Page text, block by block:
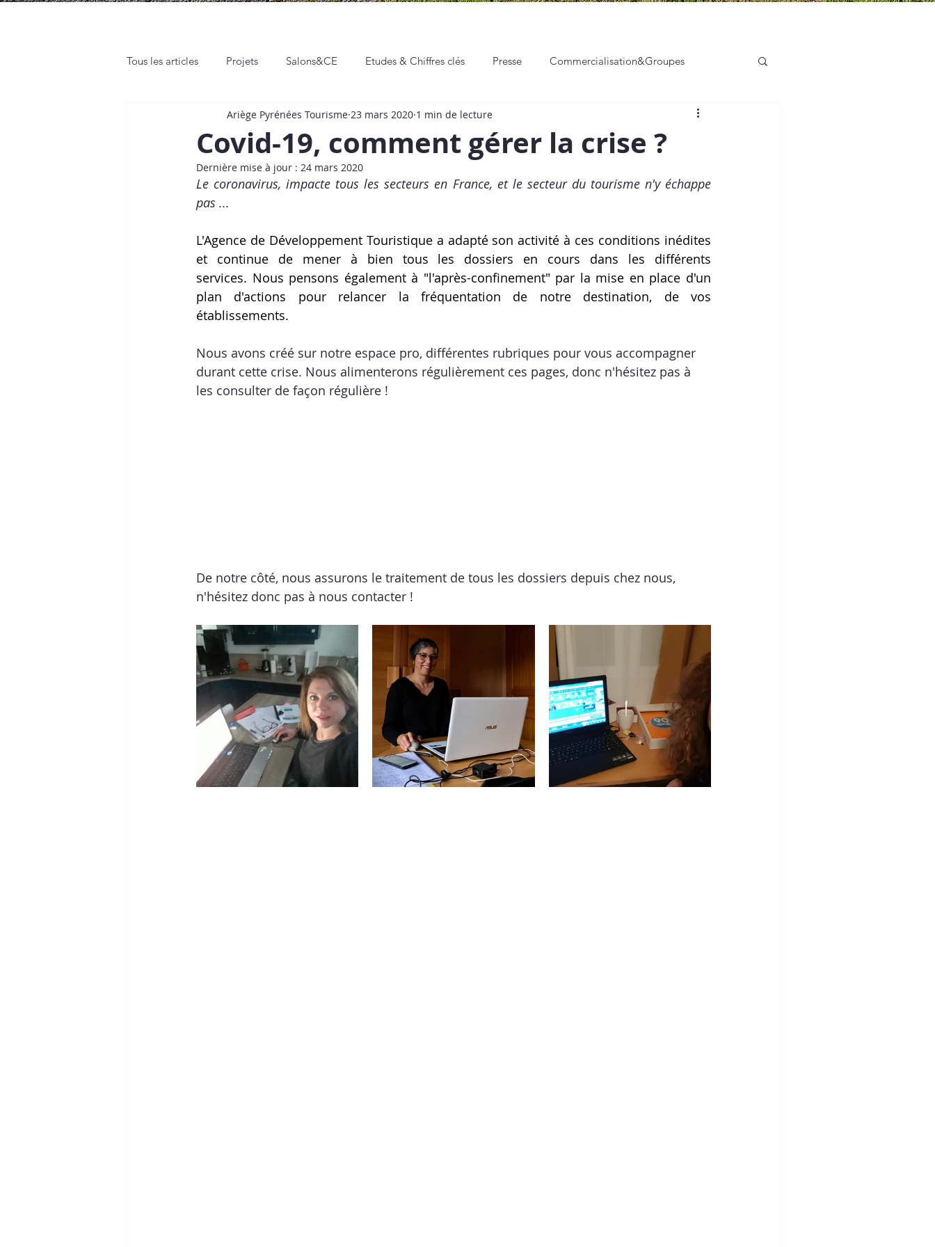
Tous les articles Projets Salons&CE Etudes & Chiffres clés Presse Commercialisation&Groupes
Rendez-vous pro Web et Réseaux sociaux Communication & Marketing Professionnalisation des acteurs
Place de Marché Hackathon
Covid-19, comment gérer la crise ?
Ariège Pyrénées Tourisme 23 mars 2020 1 min de lecture
Dernière mise à jour : 24 mars 2020
Le coronavirus, impacte tous les secteurs en France, et le secteur du tourisme n'y échappe
pas ...
L'Agence de Développement Touristique a adapté so​n activité à ces conditions inédites
et continue de mener à bien tous les dossiers en cours dans les différents
services. Nous pensons également à "l'après-confinement" par la mise en place d'un
plan d'actions pour relancer la fréquentation de notre destination, de vos
établissements.
Nous avons créé sur notre espace pro, différentes rubriques pour vous accompagner
durant cette crise. Nous alimenterons régulièrement ces pages, donc n'hésitez pas à
les consulter de façon régulière !
De notre côté, nous assurons le traitement de tous les dossiers depuis chez nous,
n'hésitez donc pas à nous contacter !